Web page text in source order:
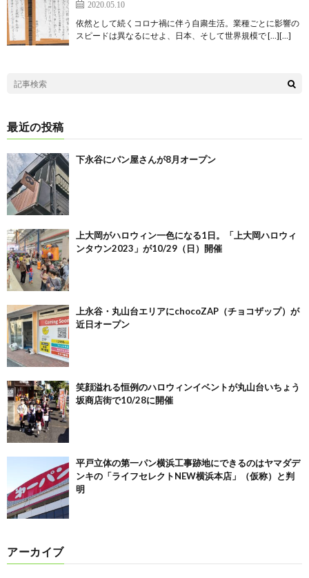
2020.05.10
依然として続くコロナ禍に伴う自粛生活。業種ごとに影響の
スピードは異なるにせよ、日本、そして世界規模で […][…]
最近の投稿
下永谷にパン屋さんが8月オープン
上大岡がハロウィン一色になる1日。「上大岡ハロウィ
ンタウン2023」が10/29（日）開催
上永谷・丸山台エリアにchocoZAP（チョコザップ）が
近日オープン
笑顔溢れる恒例のハロウィンイベントが丸山台いちょう
坂商店街で10/28に開催
平戸立体の第一パン横浜工事跡地にできるのはヤマダデ
ンキの「ライフセレクトNEW横浜本店」（仮称）と判
明
アーカイブ